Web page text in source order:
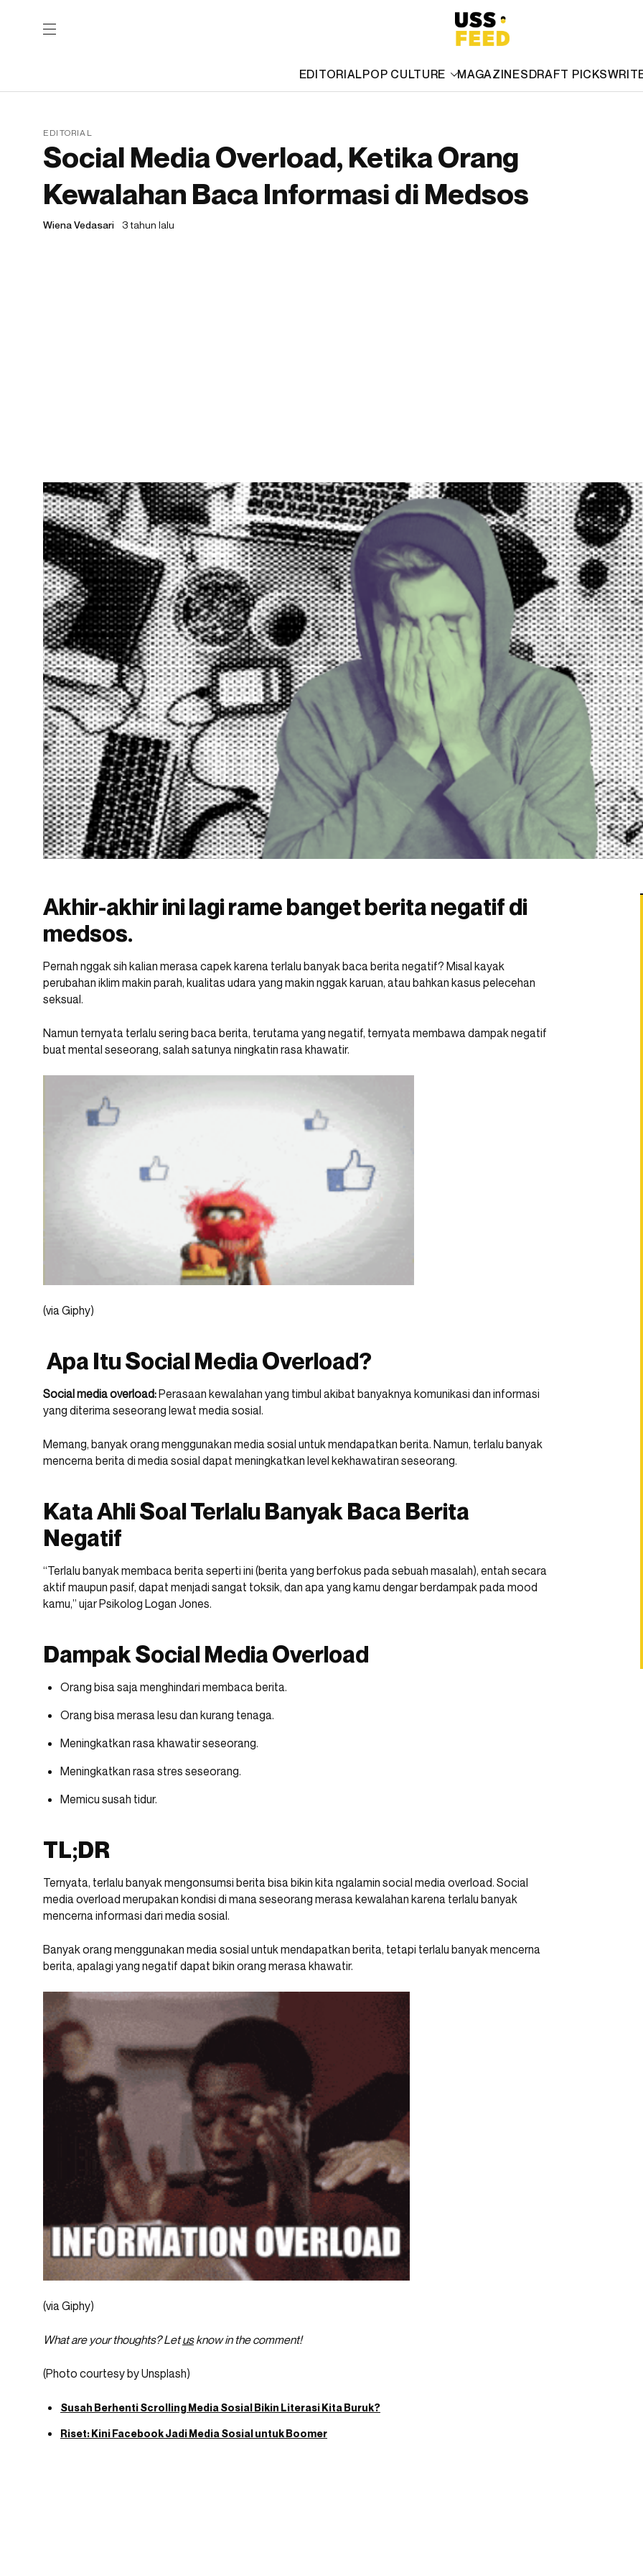
EDITORIALPOP CULTURE MAGAZINESDRAFT PICKS
EDITORIAL
Social Media Overload, Ketika Orang
Kewalahan Baca Informasi di Medsos
Wiena Vedasari 3 tahun lalu
Akhir-akhir ini lagi rame banget berita negatif di
medsos.
Pernah nggak sih kalian merasa capek karena terlalu banyak baca berita negatif? Misal kayak
perubahan iklim makin parah, kualitas udara yang makin nggak karuan, atau bahkan kasus pelecehan
seksual.
Namun ternyata terlalu sering baca berita, terutama yang negatif, ternyata membawa dampak negatif
buat mental seseorang, salah satunya ningkatin rasa khawatir.
(via Giphy)
Apa Itu Social Media Overload?
Social media overload:Perasaan kewalahan yang timbul akibat banyaknya komunikasi dan informasi
yang diterima seseorang lewat media sosial.
Memang, banyak orang menggunakan media sosial untuk mendapatkan berita. Namun, terlalu banyak
mencerna berita di media sosial dapat meningkatkan level kekhawatiran seseorang.
Kata Ahli Soal Terlalu Banyak Baca Berita
Negatif
“Terlalu banyak membaca berita seperti ini (berita yang berfokus pada sebuah masalah), entah secara
aktif maupun pasif, dapat menjadi sangat toksik, dan apa yang kamu dengar berdampak pada mood
kamu,” ujarPsikolog Logan Jones.
Dampak Social Media Overload
Orang bisa saja menghindari membaca berita.
Orang bisa merasa lesu dan kurang tenaga.
Meningkatkan rasa khawatir seseorang.
Meningkatkan rasa stres seseorang.
Memicu susah tidur.
TL;DR
Ternyata, terlalu banyak mengonsumsi berita bisa bikin kita ngalamin social media overload. Social
media overload merupakan kondisi di mana seseorang merasa kewalahan karena terlalu banyak
mencerna informasi dari media sosial.
Banyak orang menggunakan media sosial untuk mendapatkan berita, tetapi terlalu banyak mencerna
berita, apalagi yang negatif dapat bikin orang merasa khawatir.
(via Giphy)
What are your thoughts? Letusknow in the comment!
(Photo courtesy by Unsplash)
Susah Berhenti Scrolling Media Sosial Bikin Literasi Kita Buruk?
Riset: Kini Facebook Jadi Media Sosial untuk Boomer